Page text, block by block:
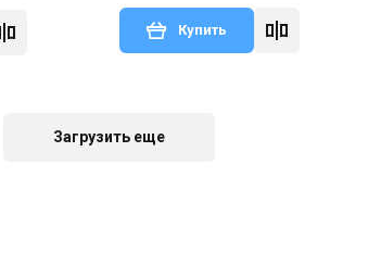
Купить
Загрузить еще